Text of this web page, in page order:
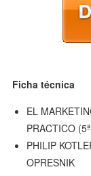
Ficha técnica
EL
PRACTICO
PHILIP
OPRESNIK